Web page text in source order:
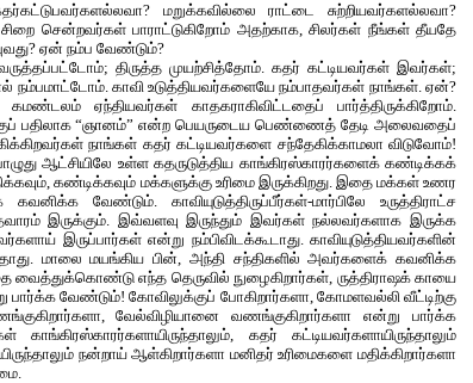
மறுக்கவில்லை ராட்டை சுற்றியவர்களல்லவா?
சிறை சென்றவர்கள் பாராட்டுகிறோம் அதற்காக, சிலர்கள் நீங்கள் தீயதே
ஏன் நம்ப வேண்டும்?
திருத்த முயற்சித்தோம். கதர் கட்டியவர்கள் இவர்கள்;
காவி உடுத்தியவர்களையே நம்பாதவர்கள் நாங்கள். ஏன்?
கமண்டலம் ஏந்தியவர்கள் காதகராகிவிட்டதைப் பார்த்திருக்கிறோம்.
பதிலாக “ஞானம்” என்ற பெயருடைய பெண்ணைத் தேடி அலைவதைப்
நாங்கள் கதர் கட்டியவர்களை சந்தேகிக்காமலா விடுவோம்!
ஆட்சியிலே உள்ள கதருடுத்திய காங்கிரஸ்காரர்களைக் கண்டிக்கக்
கண்டிக்கவும் மக்களுக்கு உரிமை இருக்கிறது. இதை மக்கள் உணர
வேண்டும். காவியுடுத்திருப்பீர்கள்-மார்பிலே உருத்திராட்ச
தேவாரம் இருக்கும். இவ்வளவு இருந்தும் இவர்கள் நல்லவர்களாக இருக்க
என்று நம்பிவிடக்கூடாது. காவியுடுத்தியவர்களின்
மாலை மயங்கிய பின், அந்தி சந்திகளில் அவர்களைக் கவனிக்க
எந்த தெருவில் நுழைகிறார்கள், ருத்திராஷக் காயை
வேண்டும்! கோவிலுக்குப் போகிறார்களா, கோமளவல்லி வீட்டிற்கு
வேல்விழியானை வணங்குகிறார்களா என்று பார்க்க
கதர் கட்டியவர்களாயிருந்தாலும்
நன்றாய் ஆள்கிறார்களா மனிதர் உரிமைகளை மதிக்கிறார்களா